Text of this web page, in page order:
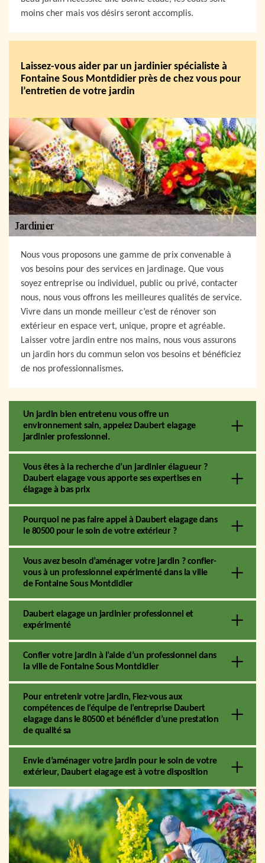
moins cher mais vos désirs seront accomplis.
Laissez-vous aider par un jardinier spécialiste à
Fontaine Sous Montdidier près de chez vous pour
l’entretien de votre jardin
Nous vous proposons une gamme de prix convenable à
vos besoins pour des services en jardinage. Que vous
soyez entreprise ou individuel, public ou privé, contacter
nous, nous vous offrons les meilleures qualités de service.
Vivre dans un monde meilleur c’est de rénover son
extérieur en espace vert, unique, propre et agréable.
Laisser votre jardin entre nos mains, nous vous assurons
un jardin hors du commun selon vos besoins et bénéficiez
de nos professionnalismes.
Un jardin bien entretenu vous offre un
environnement sain, appelez Daubert elagage
jardinier professionnel.
Vous êtes à la recherche d’un jardinier élagueur ?
Daubert elagage vous apporte ses expertises en
élagage à bas prix
Pourquoi ne pas faire appel à Daubert elagage dans
le 80500 pour le soin de votre extérieur ?
Vous avez besoin d’aménager votre jardin ? confier-
vous à un professionnel expérimenté dans la ville
de Fontaine Sous Montdidier
Daubert elagage un jardinier professionnel et
expérimenté
Confier votre jardin à l’aide d’un professionnel dans
la ville de Fontaine Sous Montdidier
Pour entretenir votre jardin, Fiez-vous aux
compétences de l’équipe de l’entreprise Daubert
elagage dans le 80500 et bénéficier d’une prestation
de qualité sa
Envie d’aménager votre jardin pour le soin de votre
extérieur, Daubert elagage est à votre disposition